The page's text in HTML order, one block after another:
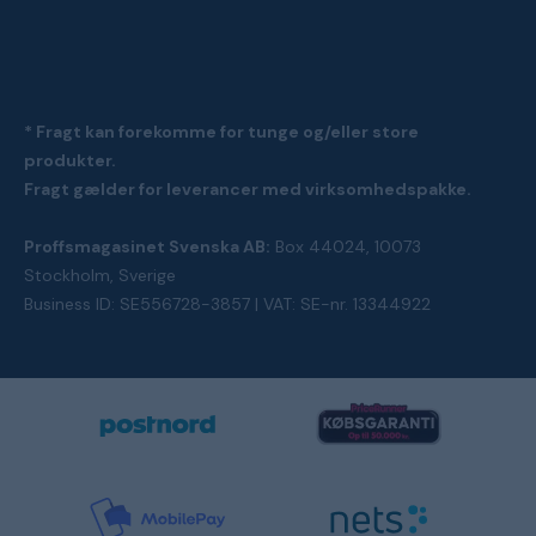
* Fragt kan forekomme for tunge og/eller store
produkter.
Fragt gælder for leverancer med virksomhedspakke.
Proffsmagasinet Svenska AB: Box 44024, 10073
Stockholm, Sverige
Business ID: SE556728-3857 | VAT: SE-nr. 13344922